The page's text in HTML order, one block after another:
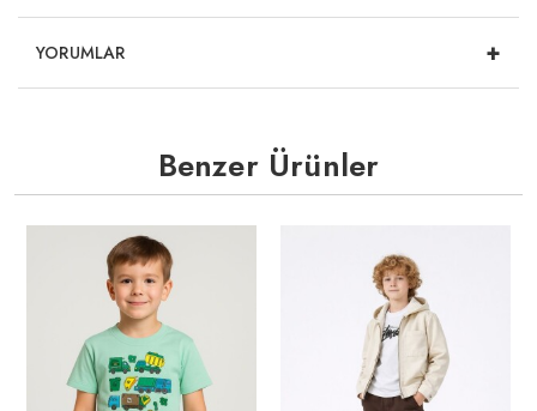
YORUMLAR +
Benzer Ürünler